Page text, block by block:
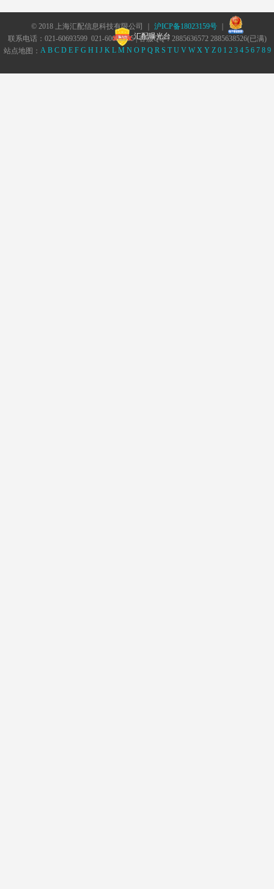
© 2018 上海汇配信息科技有限公司 ｜ 沪ICP备18023159号｜
汇配曝光台
联系电话：021-60693599 021-60693555 | 客服QQ：2885636572 2885638526(已满)
站点地图： A B C D E F G H I J K L M N O P Q R S T U V W X Y Z 0 1 2 3 4 5 6 7 8 9